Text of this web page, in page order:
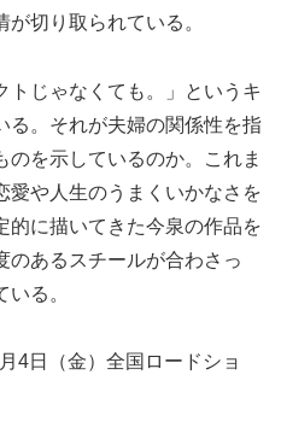
が切り取られている。
トじゃなくても。」というキ
る。それが夫婦の関係性を指
を示しているのか。これま
愛や人生のうまくいかなさを
的に描いてきた今泉の作品を
のあるスチールが合わさっ
る。
4日（金）全国ロードショ